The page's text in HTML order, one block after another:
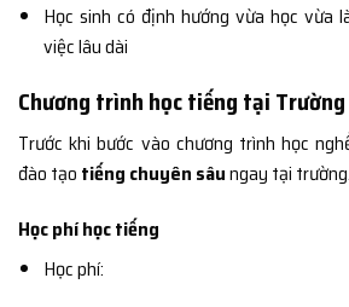
Học sinh có định hướng vừa học vừa
việc lâu dài
Chương trình học tiếng tại
Trước khi bước vào chương trình học
đào tạo tiếng chuyên sâungay tại trường.
Học phí học tiếng
Học phí: